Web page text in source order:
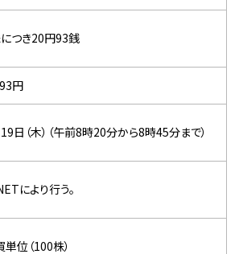
つき20円93銭
円
日（木）（午前8時20分から8時45分まで）
により行う。
位（100株）